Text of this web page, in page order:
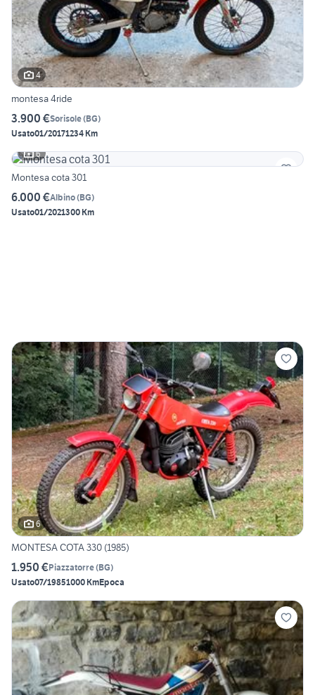
4
montesa 4ride
3.900 €Sorisole(BG)
Usato01/20171234 Km
6
Montesa cota 301
6.000 €Albino(BG)
Usato01/2021300 Km
6
MONTESA COTA 330 (1985)
1.950 €Piazzatorre(BG)
Usato07/19851000 KmEpoca